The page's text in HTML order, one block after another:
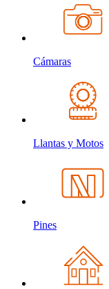
Cámaras
Llantas y Motos
Pines